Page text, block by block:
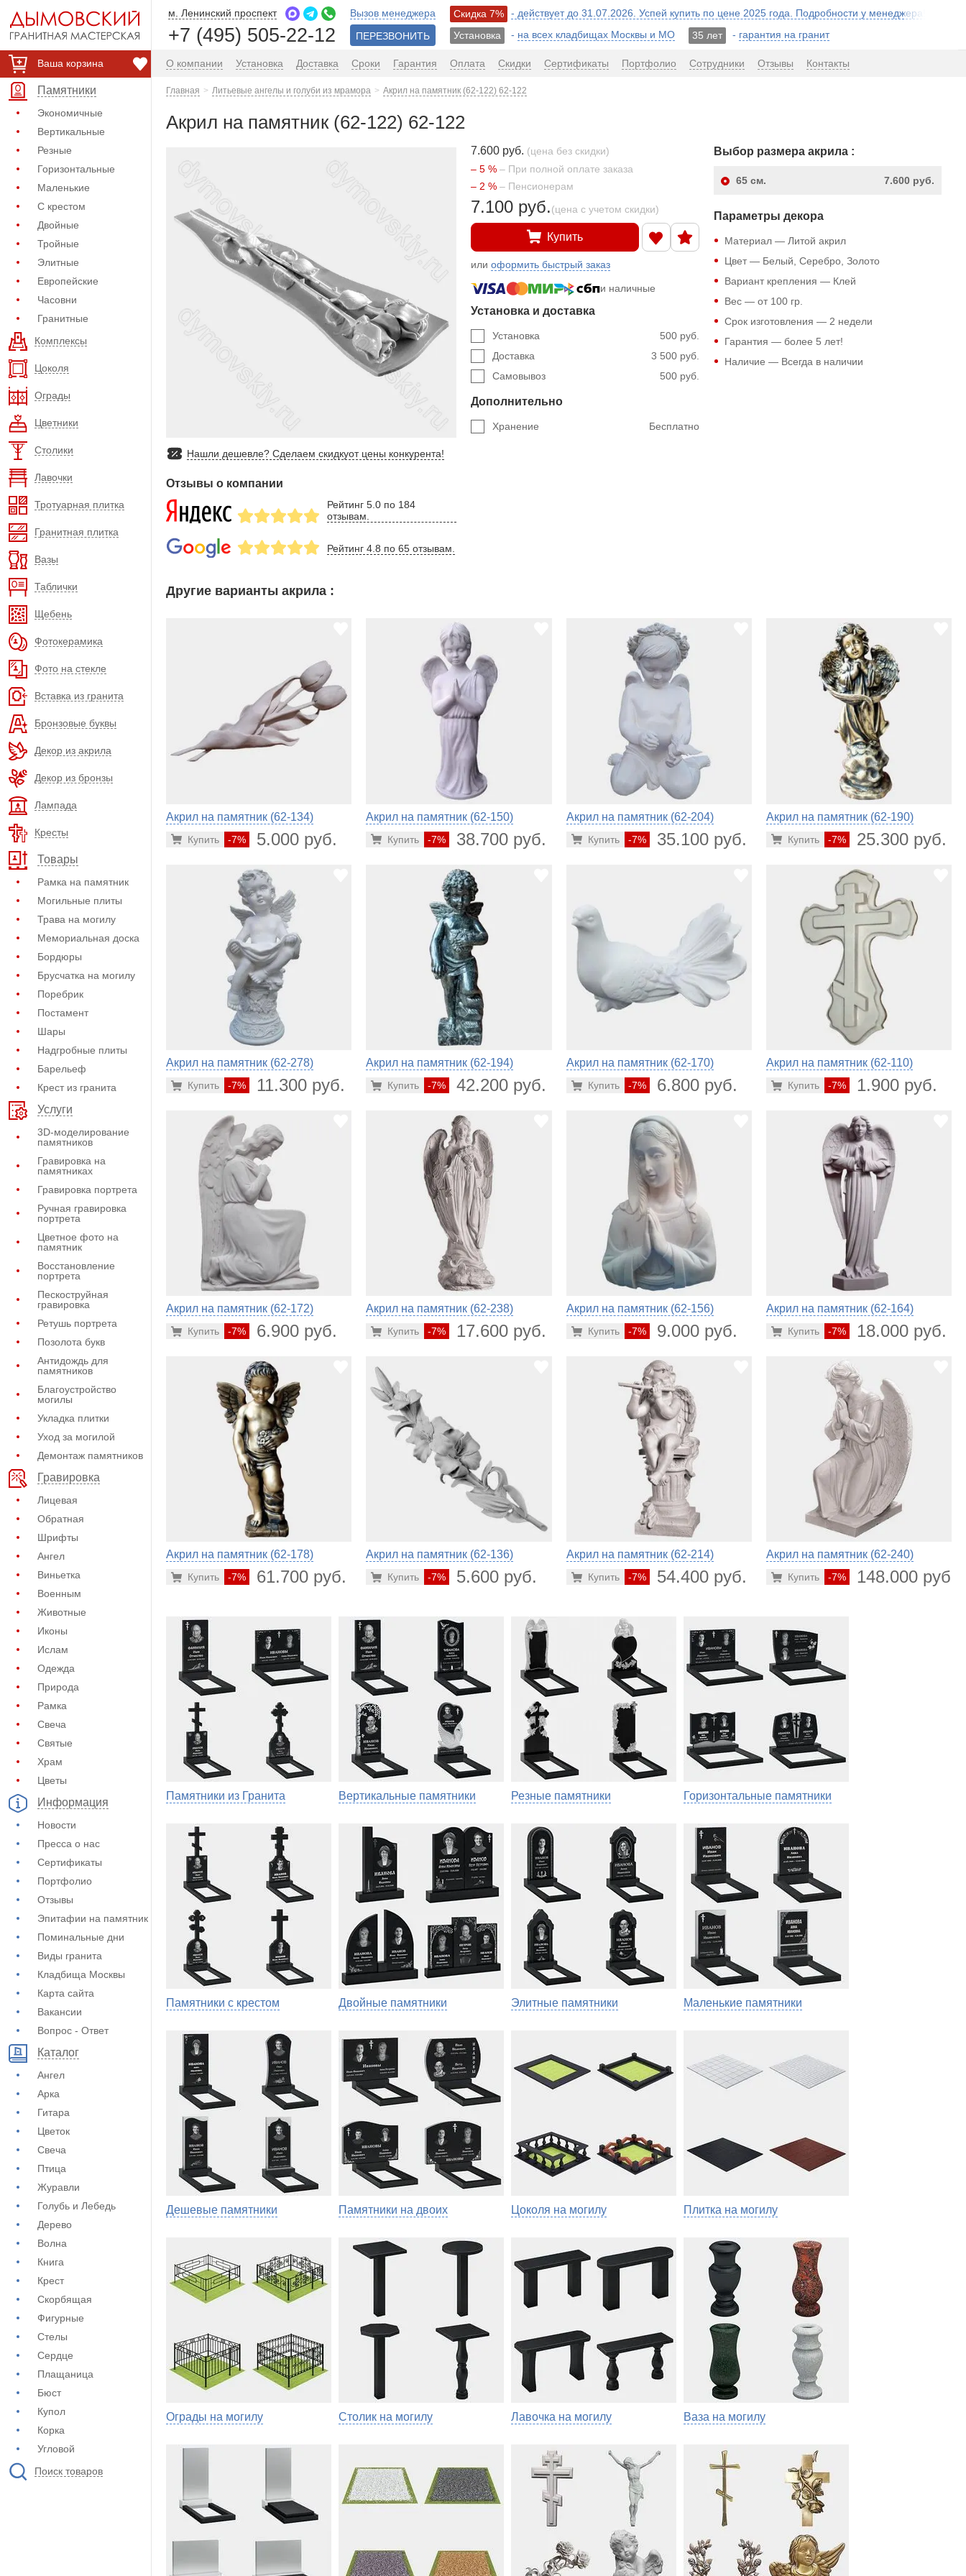
Ваша корзина
Памятники
Экономичные
Вертикальные
Резные
Горизонтальные
Маленькие
С крестом
Двойные
Тройные
Элитные
Европейские
Часовни
Гранитные
Комплексы
Цоколя
Ограды
Цветники
Столики
Лавочки
Тротуарная плитка
Гранитная плитка
Вазы
Таблички
Щебень
Фотокерамика
Фото на стекле
Вставка из гранита
Бронзовые буквы
Декор из акрила
Декор из бронзы
Лампада
Кресты
Товары
Рамка на памятник
Могильные плиты
Трава на могилу
Мемориальная доска
Бордюры
Брусчатка на могилу
Поребрик
Постамент
Шары
Надгробные плиты
Барельеф
Крест из гранита
Услуги
3D-моделирование
памятников
Гравировка на
памятниках
Гравировка портрета
Ручная гравировка
портрета
Цветное фото на
памятник
Восстановление
портрета
Пескоструйная
гравировка
Ретушь портрета
Позолота букв
Антидождь для
памятников
Благоустройство
могилы
Укладка плитки
Уход за могилой
Демонтаж памятников
Гравировка
Лицевая
Обратная
Шрифты
Ангел
Виньетка
Военным
Животные
Иконы
Ислам
Одежда
Природа
Рамка
Свеча
Святые
Храм
Цветы
Информация
Новости
Пресса о нас
Сертификаты
Портфолио
Отзывы
Эпитафии на памятник
Поминальные дни
Виды гранита
Кладбища Москвы
Карта сайта
Вакансии
Вопрос - Ответ
Каталог
Ангел
Арка
Гитара
Цветок
Свеча
Птица
Журавли
Голубь и Лебедь
Дерево
Волна
Книга
Крест
Скорбящая
Фигурные
Стелы
Сердце
Плащаница
Бюст
Купол
Корка
Угловой
Поиск товаров
м. Ленинский проспект
+7 (495) 505-22-12
Вызов менеджера
ПЕРЕЗВОНИТЬ
Скидка 7%
- действует до 31.07.2026. Успей купить по цене 2025 года. Подробности у менеджера!
Установка
- на всех кладбищах Москвы и МО 35 лет - гарантия на гранит
О компании Установка Доставка Сроки Гарантия Оплата Скидки Сертификаты Портфолио Сотрудники Отзывы Контакты
Главная Литьевые ангелы и голуби из мрамора Акрил на памятник (62-122) 62-122
Акрил на памятник (62-122) 62-122
Нашли дешевле? Сделаем скидкуот цены конкурента!
Отзывы о компании
Рейтинг 5.0 по 184
отзывам.
Рейтинг 4.8 по 65 отзывам.
7.600 руб. (цена без скидки)
– 5 % – При полной оплате заказа
– 2 % – Пенсионерам
7.100 руб.(цена с учетом скидки)
Купить
илиоформить быстрый заказ
и наличные
Установка и доставка
500 руб.
Установка
3 500 руб.
Доставка
500 руб.
Самовывоз
Дополнительно
Бесплатно
Хранение
Выбор размера акрила :
7.600 руб.
65см.
Параметры декора
Материал — Литой акрил
Цвет — Белый, Серебро, Золото
Вариант крепления — Клей
Вес — от 100 гр.
Срок изготовления — 2 недели
Гарантия — более 5 лет!
Наличие — Всегда в наличии
Другие варианты акрила :
Акрил на памятник (62-134)
-7% 5.000 руб.
Купить
Акрил на памятник (62-150)
-7% 38.700 руб.
Купить
Акрил на памятник (62-204)
-7% 35.100 руб.
Купить
Акрил на памятник (62-190)
-7% 25.300 руб.
Купить
Акрил на памятник (62-278)
-7% 11.300 руб.
Купить
Акрил на памятник (62-194)
-7% 42.200 руб.
Купить
Акрил на памятник (62-170)
-7% 6.800 руб.
Купить
Акрил на памятник (62-110)
-7% 1.900 руб.
Купить
Акрил на памятник (62-172)
-7% 6.900 руб.
Купить
Акрил на памятник (62-238)
-7% 17.600 руб.
Купить
Акрил на памятник (62-156)
-7% 9.000 руб.
Купить
Акрил на памятник (62-164)
-7% 18.000 руб.
Купить
Акрил на памятник (62-178)
-7% 61.700 руб.
Купить
Акрил на памятник (62-136)
-7% 5.600 руб.
Купить
Акрил на памятник (62-214)
-7% 54.400 руб.
Купить
Акрил на памятник (62-240)
-7% 148.000 руб.
Купить
Памятники из Гранита Вертикальные памятники Резные памятники Горизонтальные памятники
Памятники с крестом Двойные памятники Элитные памятники Маленькие памятники
Дешевые памятники Памятники на двоих Цоколя на могилу Плитка на могилу
Ограды на могилу Столик на могилу Лавочка на могилу Ваза на могилу